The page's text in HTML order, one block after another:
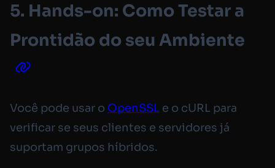
5. Hands-on: Como Testar a
Prontidão do seu Ambiente
Você pode usar o OpenSSL e o cURL para
verificar se seus clientes e servidores já
suportam grupos híbridos.